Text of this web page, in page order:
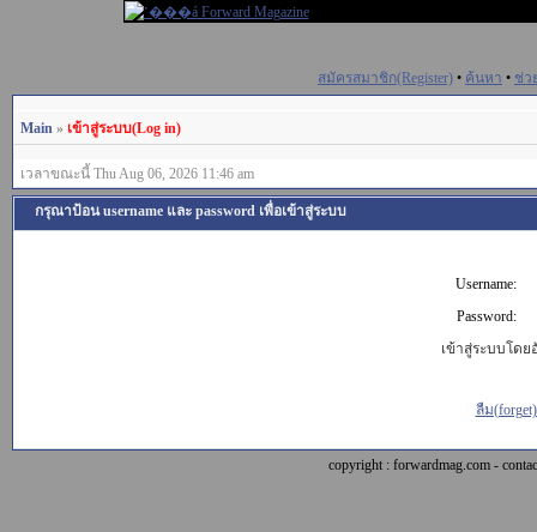
สมัครสมาชิก(Register) • ค้นหา • ช่ว
Main » เข้าสู่ระบบ(Log in)
เวลาขณะนี้ Thu Aug 06, 2026 11:46 am
กรุณาป้อน username และ password เพื่อเข้าสู่ระบบ
Username:
Password:
เข้าสู่ระบบโดย
ลืม
copyright : forwardmag.com -